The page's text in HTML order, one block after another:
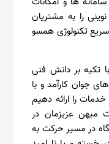
را به مشتریان
تکنولوژی همسو
تکیه بر دانش فنی
جوان کارآمد و با
خدمات را ارائه دهیم
میهن عزیزمان در
در مسیر حرکت به